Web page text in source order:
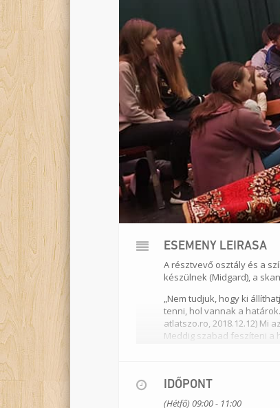
ESEMÉNY LEÍRÁSA
A résztvevő osztály és a
készülnek (Midgard), a
„Nem tudjuk, hogy ki
tenni, hol vannak a
atlatszo.ro, 2018.12.12) Mi
Meddig szabad feszíteni a
Időtartam
IDŐPONT
(Hétfő) 09:00 - 11:00